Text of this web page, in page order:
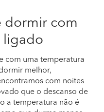
dormir com
ligado
com uma temperatura
melhor,
com noites
que o descanso de
a temperatura não é